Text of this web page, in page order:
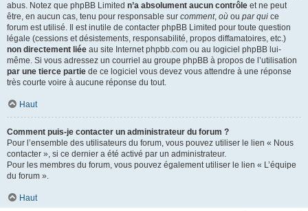
abus. Notez que phpBB Limited n’a absolument aucun contrôle et ne peut
être, en aucun cas, tenu pour responsable sur comment, où ou par qui ce
forum est utilisé. Il est inutile de contacter phpBB Limited pour toute question
légale (cessions et désistements, responsabilité, propos diffamatoires, etc.)
non directement liée au site Internet phpbb.com ou au logiciel phpBB lui-
même. Si vous adressez un courriel au groupe phpBB à propos de l’utilisation
par une tierce partie de ce logiciel vous devez vous attendre à une réponse
très courte voire à aucune réponse du tout.
Haut
Comment puis-je contacter un administrateur du forum ?
Pour l’ensemble des utilisateurs du forum, vous pouvez utiliser le lien « Nous
contacter », si ce dernier a été activé par un administrateur.
Pour les membres du forum, vous pouvez également utiliser le lien « L’équipe
du forum ».
Haut